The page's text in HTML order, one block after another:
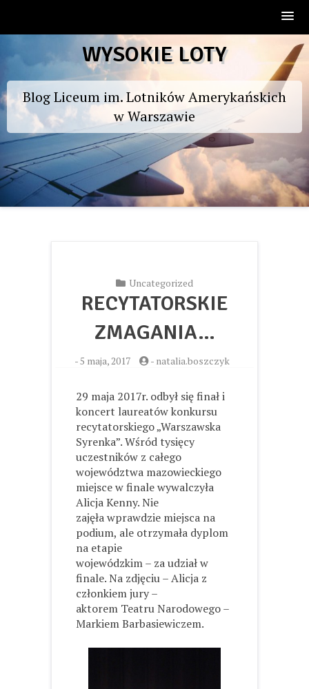
to
WYSOKIE LOTY
Blog Liceum im. Lotników Amerykańskich
w Warszawie
Uncategorized
RECYTATORSKIE
ZMAGANIA…
-5 maja, 2017 - natalia.boszczyk
29 maja 2017r. odbył się finał i
koncert laureatów konkursu
recytatorskiego „Warszawska
Syrenka”. Wśród tysięcy
uczestników z całego
województwa mazowieckiego
miejsce w finale wywalczyła
Alicja Kenny. Nie
zajęła wprawdzie miejsca na
podium, ale otrzymała dyplom
na etapie
wojewódzkim – za udział w
finale. Na zdjęciu – Alicja z
członkiem jury –
aktorem Teatru Narodowego –
Markiem Barbasiewiczem.